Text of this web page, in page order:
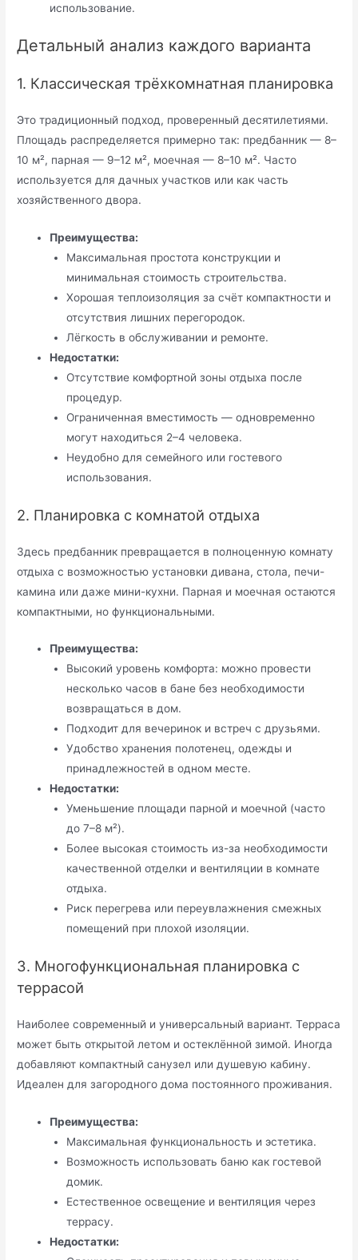
использование.
Детальный анализ каждого варианта
1. Классическая трёхкомнатная планировка
Это традиционный подход, проверенный десятилетиями.
Площадь распределяется примерно так: предбанник — 8–
10 м², парная — 9–12 м², моечная — 8–10 м². Часто
используется для дачных участков или как часть
хозяйственного двора.
Преимущества:
Максимальная простота конструкции и
минимальная стоимость строительства.
Хорошая теплоизоляция за счёт компактности и
отсутствия лишних перегородок.
Лёгкость в обслуживании и ремонте.
Недостатки:
Отсутствие комфортной зоны отдыха после
процедур.
Ограниченная вместимость — одновременно
могут находиться 2–4 человека.
Неудобно для семейного или гостевого
использования.
2. Планировка с комнатой отдыха
Здесь предбанник превращается в полноценную комнату
отдыха с возможностью установки дивана, стола, печи-
камина или даже мини-кухни. Парная и моечная остаются
компактными, но функциональными.
Преимущества:
Высокий уровень комфорта: можно провести
несколько часов в бане без необходимости
возвращаться в дом.
Подходит для вечеринок и встреч с друзьями.
Удобство хранения полотенец, одежды и
принадлежностей в одном месте.
Недостатки:
Уменьшение площади парной и моечной (часто
до 7–8 м²).
Более высокая стоимость из-за необходимости
качественной отделки и вентиляции в комнате
отдыха.
Риск перегрева или переувлажнения смежных
помещений при плохой изоляции.
3. Многофункциональная планировка с
террасой
Наиболее современный и универсальный вариант. Терраса
может быть открытой летом и остеклённой зимой. Иногда
добавляют компактный санузел или душевую кабину.
Идеален для загородного дома постоянного проживания.
Преимущества:
Максимальная функциональность и эстетика.
Возможность использовать баню как гостевой
домик.
Естественное освещение и вентиляция через
террасу.
Недостатки: